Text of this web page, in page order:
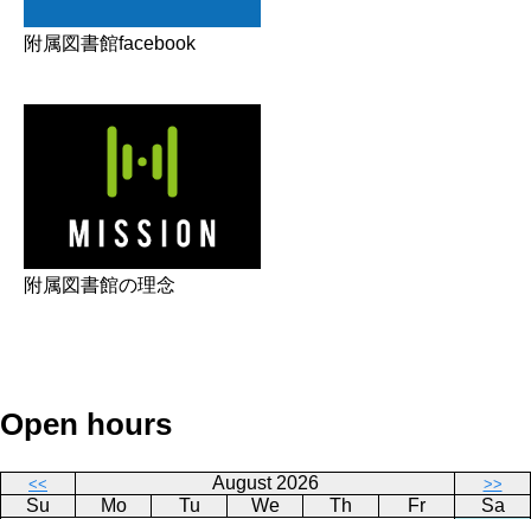
附属図書館facebook
附属図書館の理念
Open hours
<< August 2026 >>
Su Mo Tu We Th Fr
Sa